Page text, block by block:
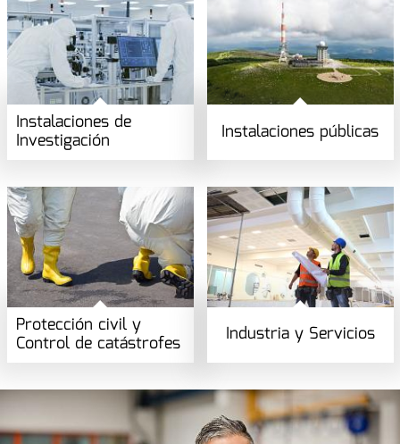
Instalaciones de
Investigación Instalaciones públicas
Protección civil y
Control de catástrofes Industria y Servicios